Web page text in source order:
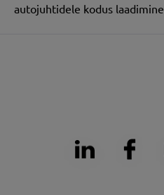
autojuhtidele kodus laadimine.